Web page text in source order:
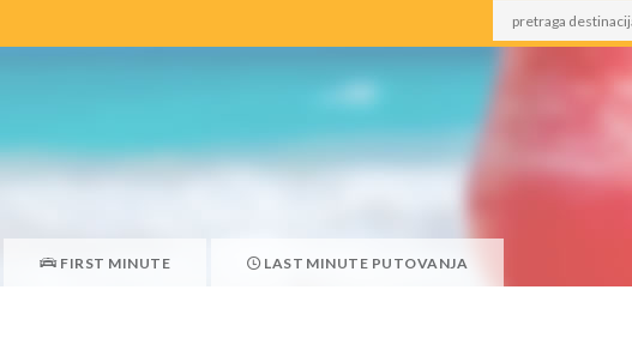
FIRST MINUTE LAST MINUTE PUTOVANJA